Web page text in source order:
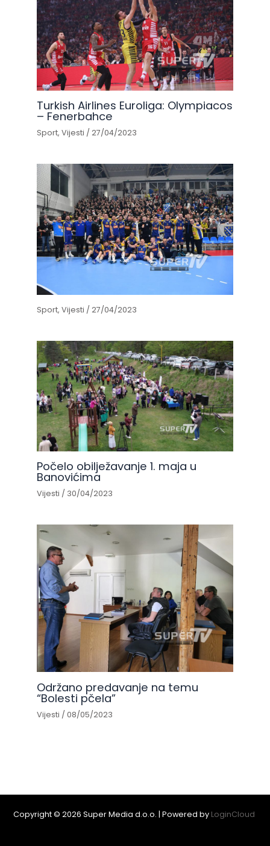
Turkish Airlines Euroliga: Olympiacos
– Fenerbahce
Sport,Vijesti /27/04/2023
Sport,Vijesti /27/04/2023
Počelo obilježavanje 1. maja u
Banovićima
Vijesti / 30/04/2023
Održano predavanje na temu
“Bolesti pčela”
Vijesti /08/05/2023
Copyright © 2026 Super Media d.o.o. | Powered by LoginCloud